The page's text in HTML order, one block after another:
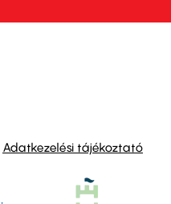
Adatkezelési tájékoztató